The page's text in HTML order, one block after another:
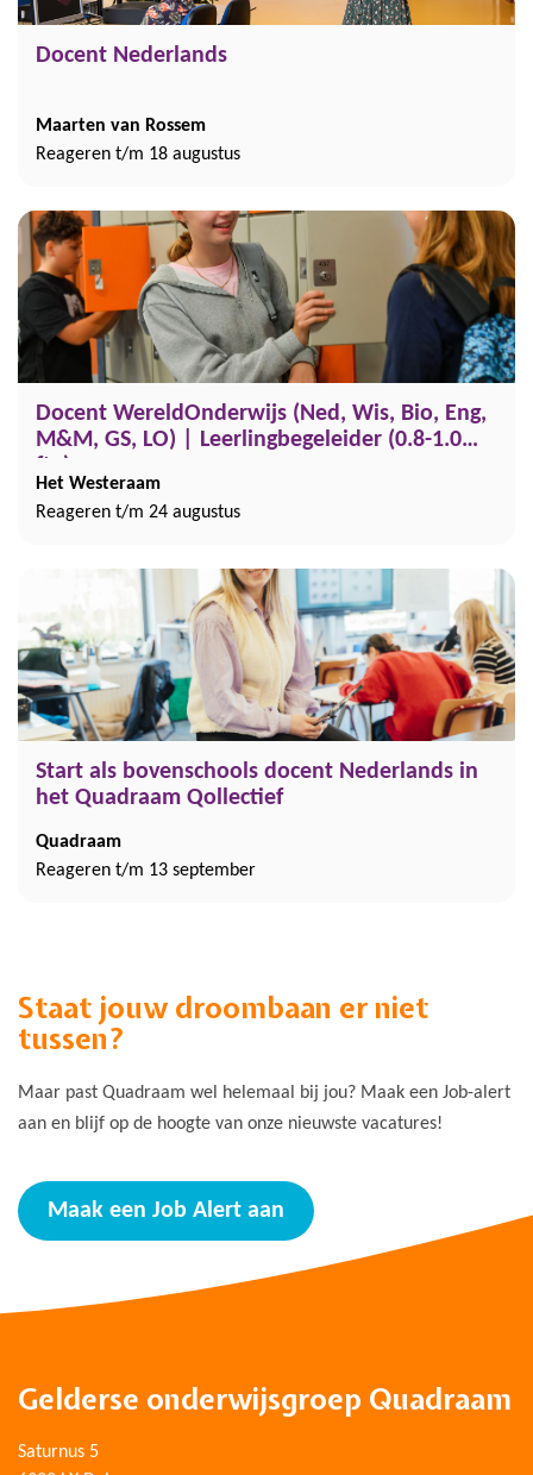
Docent Nederlands
Maarten van Rossem
Reageren t/m 18 augustus
Docent WereldOnderwijs (Ned, Wis, Bio, Eng,
M&M, GS, LO) | Leerlingbegeleider (0.8-1.0
Het Westeraam
Reageren t/m 24 augustus
Start als bovenschools docent Nederlands in
het Quadraam Qollectief
Quadraam
Reageren t/m 13 september
Staat jouw droombaan er niet
tussen?
Maar past Quadraam wel helemaal bij jou? Maak een Job-alert
aan en blijf op de hoogte van onze nieuwste vacatures!
Maak een Job Alert aan
Gelderse onderwijsgroep Quadraam
Saturnus 5